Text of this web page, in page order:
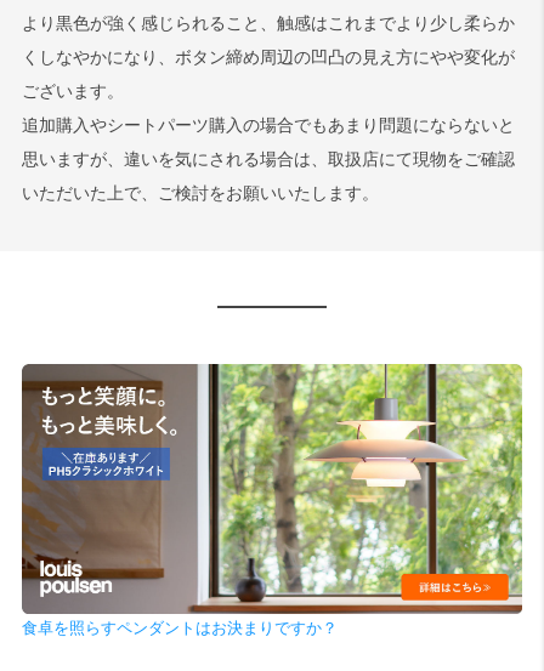
より黒色が強く感じられること、触感はこれまでより少し柔らか
くしなやかになり、ボタン締め周辺の凹凸の見え方にやや変化が
ございます。
追加購入やシートパーツ購入の場合でもあまり問題にならないと
思いますが、違いを気にされる場合は、取扱店にて現物をご確認
いただいた上で、ご検討をお願いいたします。
食卓を照らすペンダントはお決まりですか？